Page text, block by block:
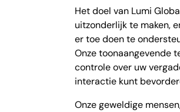
Het doel van Lumi
uitzonderlijk te maken,
er toe doen te
Onze toonaangevende
controle over uw
interactie kunt
Onze geweldige